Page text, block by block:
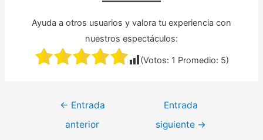
Ayuda a otros usuarios y valora tu experiencia con
nuestros espectáculos:
(Votos: 1 Promedio: 5)
Navegación
← Entrada
anterior
Entrada
siguiente →